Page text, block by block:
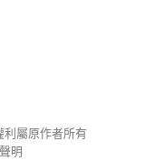
利屬原作者所有
明